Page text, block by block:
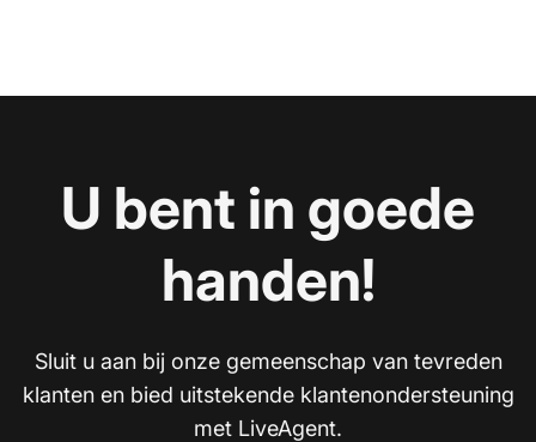
U bent in goede
handen!
Sluit u aan bij onze gemeenschap van tevreden
klanten en bied uitstekende klantenondersteuning
met LiveAgent.